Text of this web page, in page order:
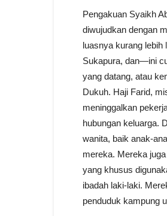
Pengakuan Syaikh
diwujudkan dengan
luasnya kurang lebih
Sukapura, dan—ini
yang datang, atau
Dukuh. Haji Farid,
meninggalkan
hubungan keluarga.
wanita, baik anak-
mereka. Mereka
yang khusus
ibadah laki-laki.
penduduk kampung